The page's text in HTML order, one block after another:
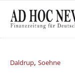
Daldrup, Soehne